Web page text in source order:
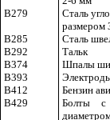
В279
Сталь
размером
В285 Сталь
В292
Тальк
В374
Шпалы
В393
В412
Бензин
В429
Болты с